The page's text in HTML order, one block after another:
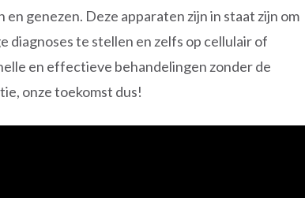
genezen. Deze apparaten zijn in staat zijn om
diagnoses te stellen en zelfs op cellulair of
en effectieve behandelingen zonder de
onze toekomst dus!